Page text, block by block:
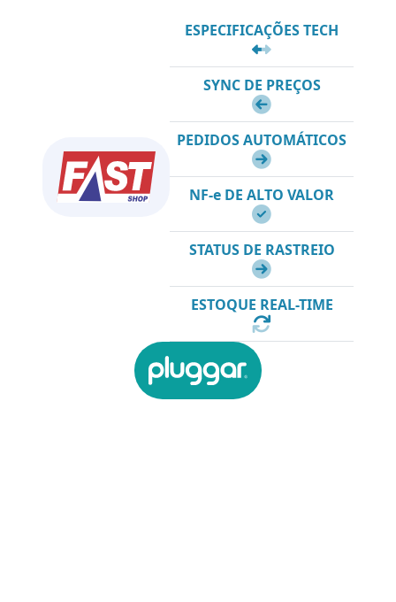
ESPECIFICAÇÕES TECH
SYNC DE PREÇOS
PEDIDOS AUTOMÁTICOS
NF-e DE ALTO VALOR
STATUS DE RASTREIO
ESTOQUE REAL-TIME